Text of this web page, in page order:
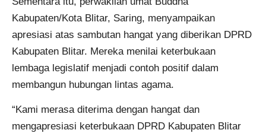
Kabupaten/Kota Blitar, Saring, menyampaikan
apresiasi atas sambutan hangat yang diberikan DPRD
Kabupaten Blitar. Mereka menilai keterbukaan
lembaga legislatif menjadi contoh positif dalam
membangun hubungan lintas agama.
“Kami merasa diterima dengan hangat dan
mengapresiasi keterbukaan DPRD Kabupaten Blitar